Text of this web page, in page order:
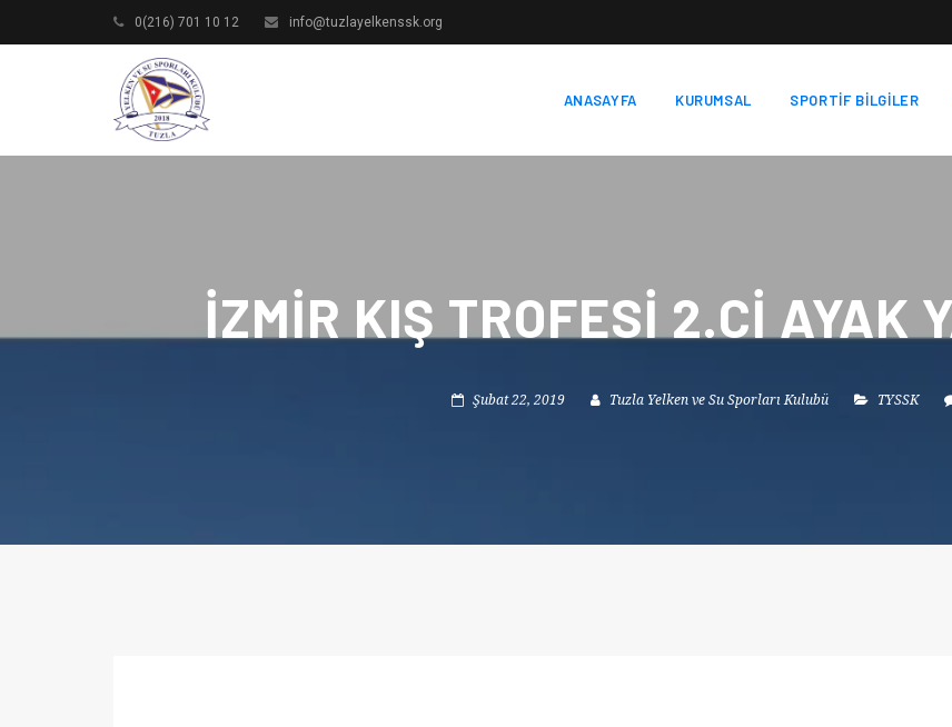
0(216) 701 10 12 info@tuzlayelkenssk.org
ANASAYFA KURUMSAL SPORTİF BİLGİLER
İZMIR KIŞ TROFESI 2.CI AYAK
Şubat 22, 2019 Tuzla Yelken ve Su Sporları Kulubü TYSSK